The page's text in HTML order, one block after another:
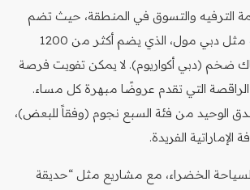
الترفيه والتسوق في المنطقة، حيث تضم
مراكز تجارية ضخمة مثل دبي مول، الذي يضم أكثر من 1200
ضخم (دبي أكواريوم). لا يمكن تفويت فرصة
التي تقدم عروضًا مبهرة كل مساء.
الوحيد من فئة السبع نجوم (وفقاً للبعض)،
الإماراتية الفريدة.
الخضراء، مع مشاريع مثل “حديقة